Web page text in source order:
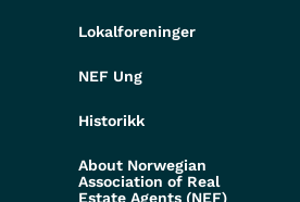
Lokalforeninger
NEF Ung
Historikk
About Norwegian
Association of Real
Estate Agents (NEF)